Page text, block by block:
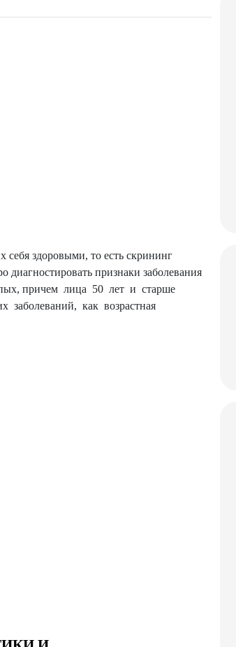
здоровыми, то есть скрининг
признаки заболевания
причем лица 50 лет и старше
заболеваний, как возрастная